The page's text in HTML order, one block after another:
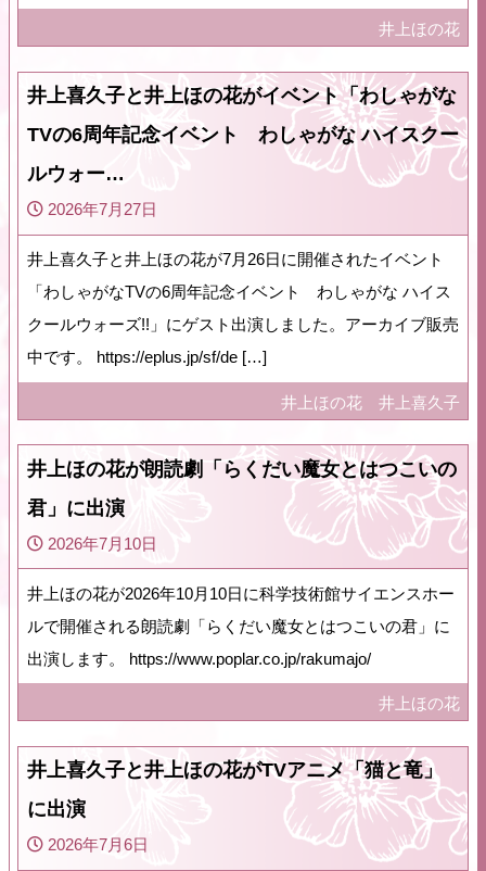
井上ほの花
井上喜久子と井上ほの花がイベント「わしゃがな
TVの6周年記念イベント わしゃがな ハイスクー
ルウォー…
2026年7月27日
井上喜久子と井上ほの花が7月26日に開催されたイベント
「わしゃがなTVの6周年記念イベント わしゃがな ハイス
クールウォーズ!!」にゲスト出演しました。アーカイブ販売
中です。 https://eplus.jp/sf/de […]
井上ほの花 井上喜久子
井上ほの花が朗読劇「らくだい魔女とはつこいの
君」に出演
2026年7月10日
井上ほの花が2026年10月10日に科学技術館サイエンスホー
ルで開催される朗読劇「らくだい魔女とはつこいの君」に
出演します。 https://www.poplar.co.jp/rakumajo/
井上ほの花
井上喜久子と井上ほの花がTVアニメ「猫と竜」
に出演
2026年7月6日